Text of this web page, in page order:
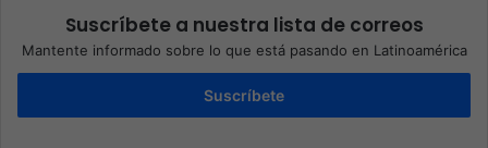
Suscríbete a nuestra lista de correos
Mantente informado sobre lo que está pasando en Latinoamérica
Suscríbete